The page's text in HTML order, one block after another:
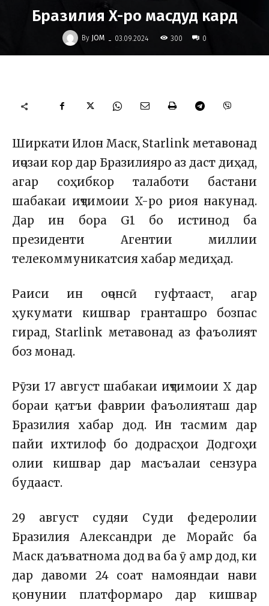
Бразилия X-ро масдуд кард
By JOM - 03.09.2024 300 0
Ширкати Илон Маск, Starlink метавонад
иҷозаи кор дар Бразилияро аз даст диҳад,
агар соҳибкор талаботи бастани
шабакаи иҷтимоии X-ро риоя накунад.
Дар ин бора G1 бо истинод ба
президенти Агентии миллии
телекоммуникатсия хабар медиҳад.
Раиси ин оҷонсӣ гуфтааст, агар
ҳукумати кишвар гранташро бозпас
гирад, Starlink метавонад аз фаъолият
боз монад.
Рӯзи 17 август шабакаи иҷтимоии X дар
бораи қатъи фаврии фаъолияташ дар
Бразилия хабар дод. Ин тасмим дар
пайи ихтилоф бо додрасҳои Додгоҳи
олии кишвар дар масъалаи сензура
будааст.
29 август судяи Суди федеролии
Бразилия Александри де Морайс ба
Маск даъватнома дод ва ба ӯ амр дод, ки
дар давоми 24 соат намояндаи нави
қонунии платформаро дар кишвар